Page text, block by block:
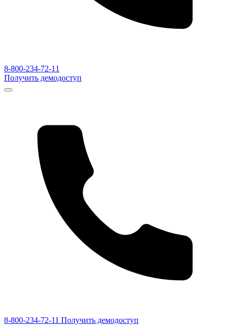
8-800-234-72-11
Получить демодоступ
8-800-234-72-11 Получить демодоступ